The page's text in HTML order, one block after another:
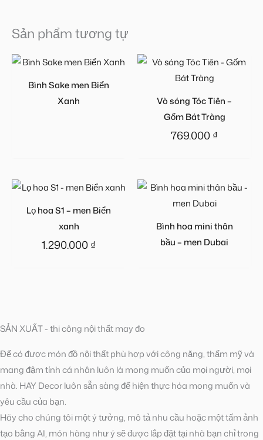
Sản phẩm tương tự
Bình Sake men Biển
Xanh
Vò sóng Tóc Tiên –
Gốm Bát Tràng
769.000₫
Lọ hoa S1 – men Biển
xanh
1.290.000₫
Bình hoa mini thân
bầu – men Dubai
SẢN XUẤT - thi công nội thất may đo
Để có được món đồ nội thất phù hợp với công năng, thẩm mỹ và
mang đậm tính cá nhân luôn là mong muốn của mọi người, mọi
nhà. HAY Decor luôn sẵn sàng để hiện thực hóa mong muốn và
yêu cầu của bạn.
Hãy cho chúng tôi một ý tưởng, mô tả nhu cầu hoặc một tấm ảnh
tạo bằng AI, món hàng như ý sẽ được lắp đặt tại nhà bạn chỉ trong